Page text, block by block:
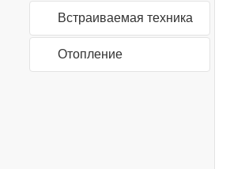
Встраиваемая техника
Отопление